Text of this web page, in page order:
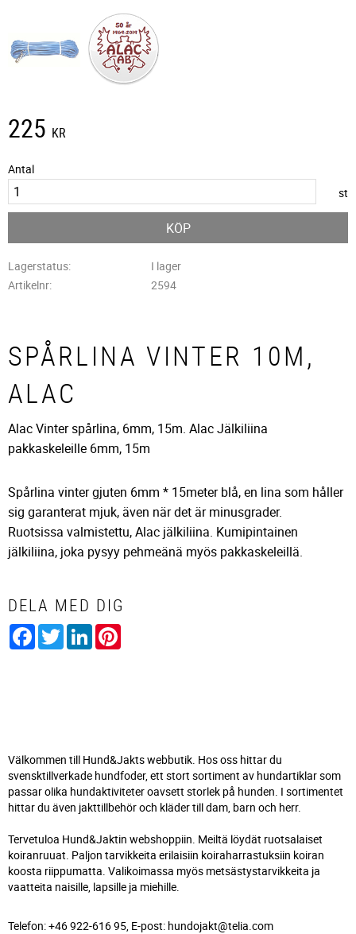
225 KR
Antal
st
KÖP
Lagerstatus
I lager
Artikelnr
2594
SPÅRLINA VINTER 10M,
ALAC
Alac Vinter spårlina, 6mm, 15m. Alac Jälkiliina
pakkaskeleille 6mm, 15m
Spårlina vinter gjuten 6mm * 15meter blå, en lina som håller
sig garanterat mjuk, även när det är minusgrader.
Ruotsissa valmistettu, Alac jälkiliina. Kumipintainen
jälkiliina, joka pysyy pehmeänä myös pakkaskeleillä.
DELA MED DIG
Facebook
TwitterLinkedIn
Välkommen till Hund&Jakts webbutik. Hos oss hittar du
svensktillverkade hundfoder, ett stort sortiment av hundartiklar som
passar olika hundaktiviteter oavsett storlek på hunden. I sortimentet
hittar du även jakttillbehör och kläder till dam, barn och herr.
Tervetuloa Hund&Jaktin webshoppiin. Meiltä löydät ruotsalaiset
koiranruuat. Paljon tarvikkeita erilaisiin koiraharrastuksiin koiran
koosta riippumatta. Valikoimassa myös metsästystarvikkeita ja
vaatteita naisille, lapsille ja miehille.
Telefon: +46 922-616 95, E-post: hundojakt@telia.com